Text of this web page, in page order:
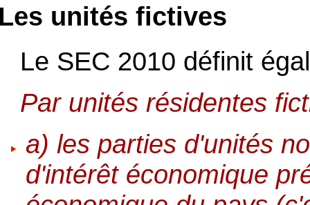
unités fictives
Le SEC 2010 définit
Par unités résidentes
a) les parties d'unités
d'intérêt économique